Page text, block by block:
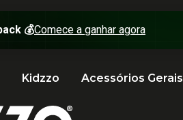
Kidzzo Acessórios Gerais